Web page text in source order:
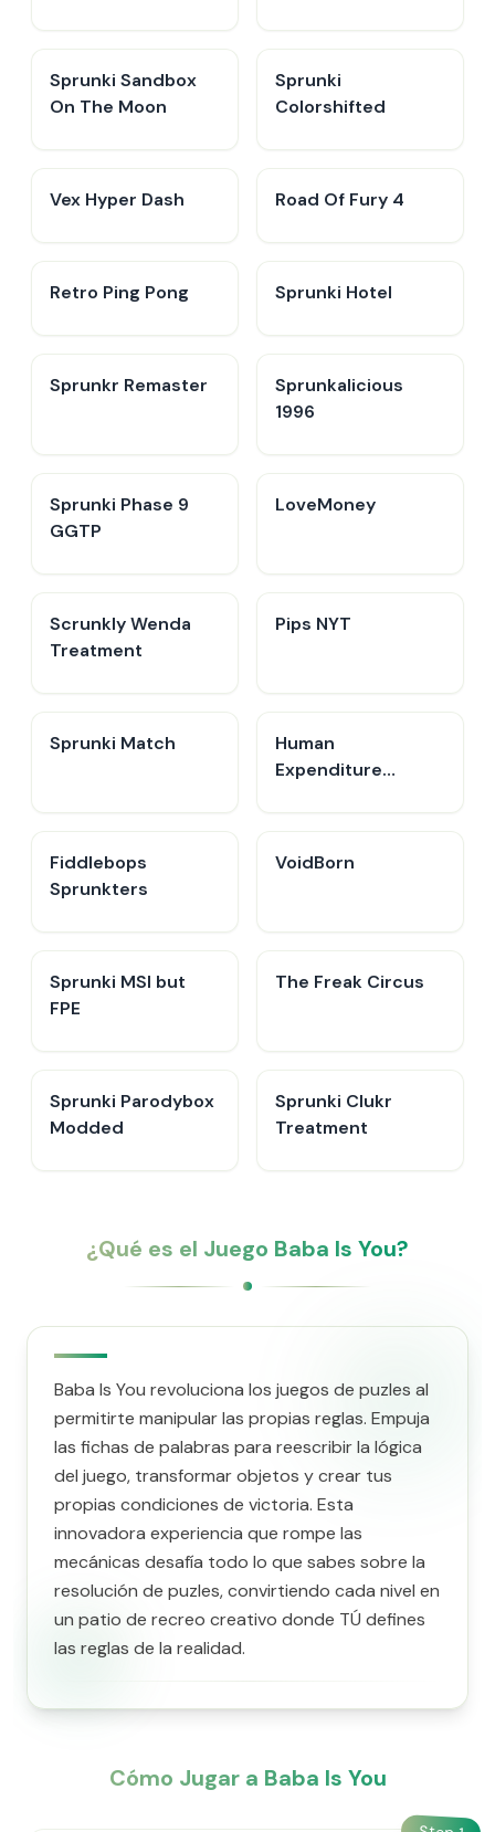
Sprunki Sandbox
On The Moon
Sprunki
Colorshifted
Vex Hyper Dash Road Of Fury 4
Retro Ping Pong Sprunki Hotel
Sprunkr Remaster
Sprunkalicious
1996
Sprunki Phase 9
GGTP
LoveMoney
Scrunkly Wenda
Treatment
Pips NYT
Sprunki Match
Human
Expenditure
Fiddlebops
Sprunkters
VoidBorn
Sprunki MSI but
FPE
The Freak Circus
Sprunki Parodybox
Modded
Sprunki Clukr
Treatment
¿Qué es el Juego Baba Is You?
Baba Is You revoluciona los juegos de puzles al
permitirte manipular las propias reglas. Empuja
las fichas de palabras para reescribir la lógica
del juego, transformar objetos y crear tus
propias condiciones de victoria. Esta
innovadora experiencia que rompe las
mecánicas desafía todo lo que sabes sobre la
resolución de puzles, convirtiendo cada nivel en
un patio de recreo creativo donde TÚ defines
las reglas de la realidad.
Cómo Jugar a Baba Is You